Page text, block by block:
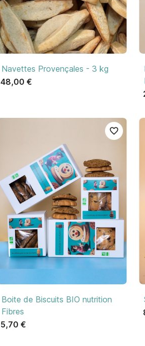
Aperçu rapide
Navettes Provençales - 3 kg
48,00 €
Aperçu rapide
favorite_border
Boite de Biscuits BIO nutrition
Fibres
5,70 €